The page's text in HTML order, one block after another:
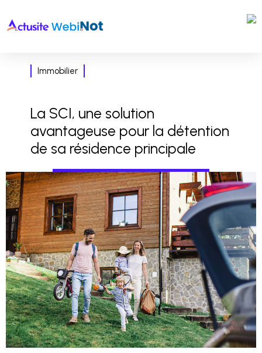
Immobilier
La SCI, une solution
avantageuse pour la détention
de sa résidence principale